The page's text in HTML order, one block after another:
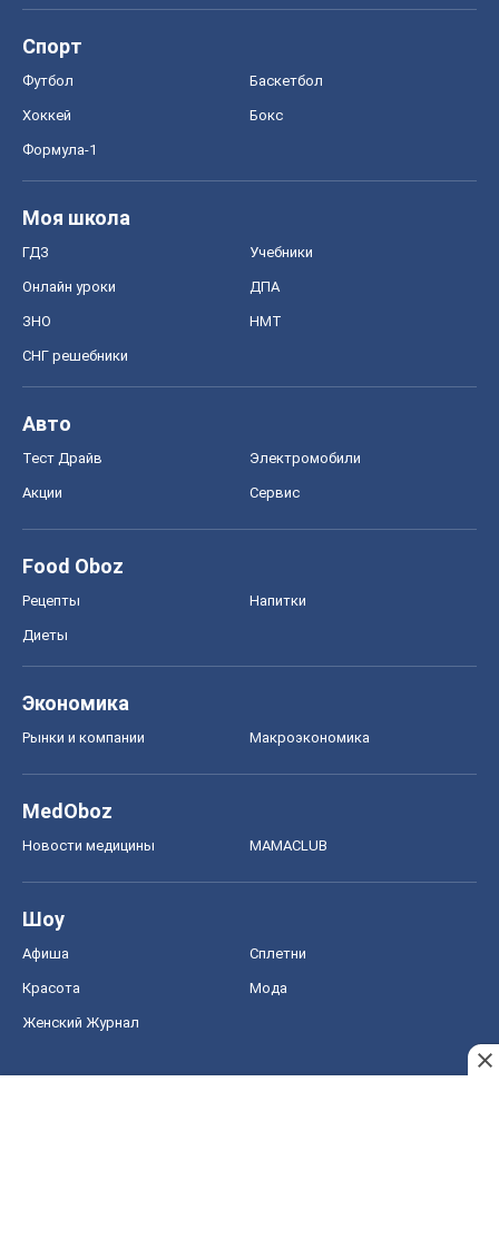
Спорт
Футбол Баскетбол
Хоккей Бокс
Формула-1
Моя школа
ГДЗ Учебники
Онлайн уроки ДПА
ЗНО НМТ
СНГ решебники
Авто
Тест Драйв Электромобили
Акции Сервис
Food Oboz
Рецепты Напитки
Диеты
Экономика
Рынки и компании Mакроэкономика
MedOboz
Новости медицины MAMACLUB
Шоу
Афиша Сплетни
Красота Мода
Женский Журнал